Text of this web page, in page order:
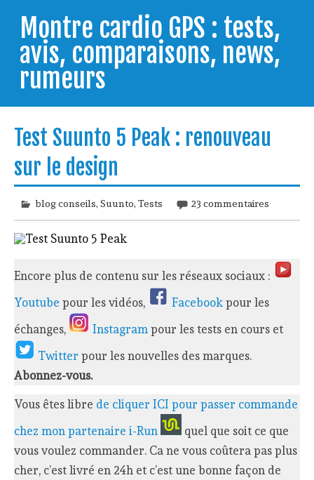
contentMontre cardio GPS : tests,
avis, comparaisons, news,
rumeurs
trouver celle qui répondra à vos besoins et
comprendre comment bien l'utiliser.
Test Suunto 5 Peak : renouveau
sur le design
blog conseils,Suunto,Tests 23 commentaires
Encore plus de contenu sur les réseaux sociaux :
Youtube pour les vidéos, Facebookpour les
échanges,
Instagrampour les tests en cours et
Twitterpour les nouvelles des marques.
Abonnez-vous.
Vous êtes libre de cliquer ICI pour passer commande
chez mon partenaire i-Run
quel que soit ce que
vous voulez commander. Ca ne vous coûtera pas plus
cher, c’est livré en 24h et c’est une bonne façon de